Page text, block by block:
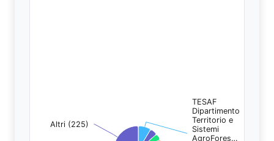
TESAF
Dipartimento
Territorio e
Sistemi
AgroFores…
TESAF
Dipartimento
Territorio e
Sistemi
AgroFores…
Altri (225)
Altri (225)